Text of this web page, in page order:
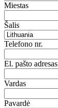
Miestas
Šalis
Telefono nr.
El. pašto adresas
Vardas
Pavardė